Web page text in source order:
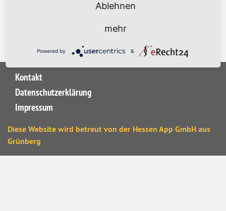
Kontakt
Datenschutzerklärung
Impressum
Diese Website wird betreut von der Hessen App GmbHaus
Grünberg
Ablehnen
mehr
Powered by &